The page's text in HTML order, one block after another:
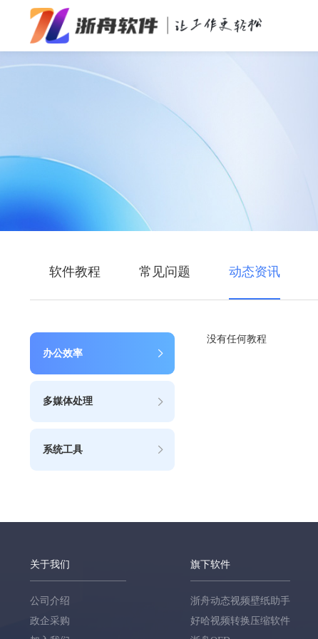
办公效率
软件教程 常见问题 动态资讯
办公效率
多媒体处理
系统工具
没有任何教程
关于我们
公司介绍
政企采购
旗下软件
浙舟动态视频壁纸助手
好哈视频转换压缩软件